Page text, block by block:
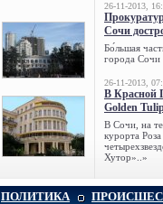
26-11-2013,
Сочи
Бо́льшая
города Сочи
26-11-2013,
В Красной
Golden
В Сочи, на
курорта
Хутор»..»
ПОЛИТИКА